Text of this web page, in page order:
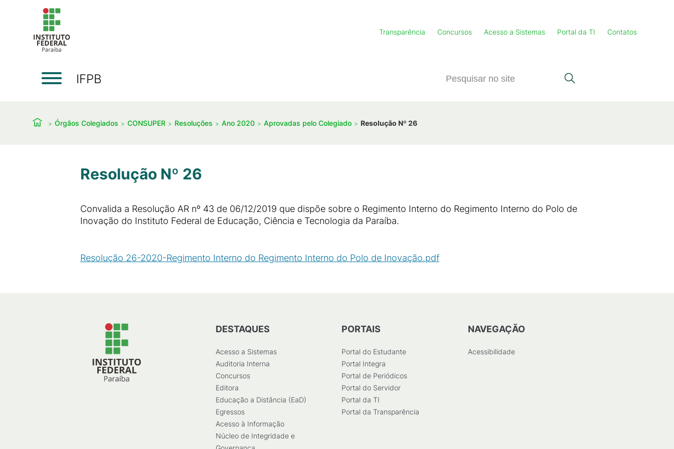
Transparência Concursos Acesso a Sistemas Portal da TI Contatos
IFPB
Órgãos Colegiados CONSUPER Resoluções Ano 2020 Aprovadas pelo Colegiado Resolução Nº 26
Resolução Nº 26
Convalida a Resolução AR nº 43 de 06/12/2019 que dispõe sobre o Regimento Interno do Regimento Interno do Polo de
Inovação do Instituto Federal de Educação, Ciência e Tecnologia da Paraíba.
Resolução 26-2020-Regimento Interno do Regimento Interno do Polo de Inovação.pdf
DESTAQUES
Acesso a Sistemas
Auditoria Interna
Concursos
Editora
Educação a Distância (EaD)
Egressos
Acesso à Informação
Núcleo de Integridade e
PORTAIS
Portal do Estudante
Portal Integra
Portal de Periódicos
Portal do Servidor
Portal da TI
Portal da Transparência
NAVEGAÇÃO
Acessibilidade